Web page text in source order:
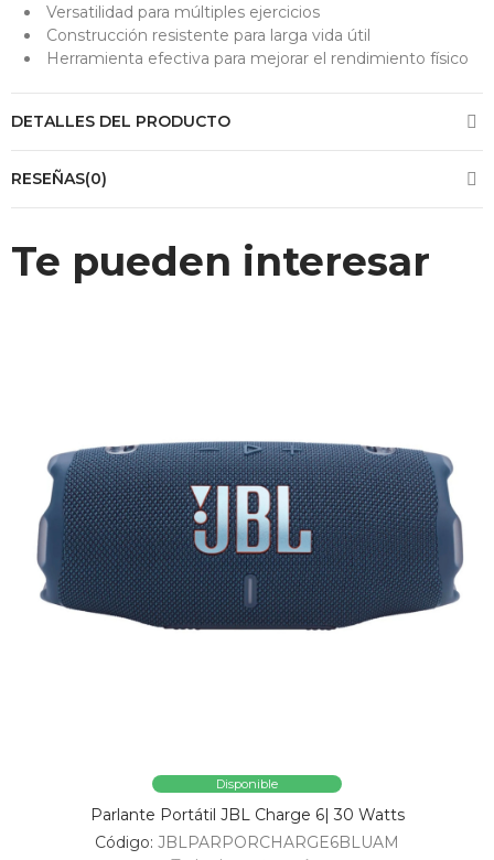
Versatilidad para múltiples ejercicios
Construcción resistente para larga vida útil
Herramienta efectiva para mejorar el rendimiento físico
DETALLES DEL PRODUCTO
RESEÑAS(0)
Te pueden interesar
Disponible
Parlante Portátil JBL Charge 6| 30 Watts
Código: JBLPARPORCHARGE6BLUAM